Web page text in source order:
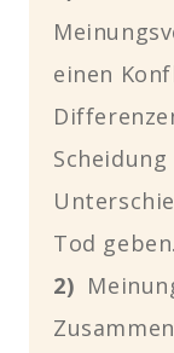
einen
Tod geben.
2)